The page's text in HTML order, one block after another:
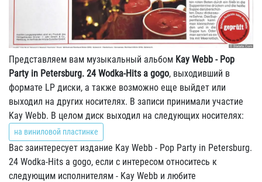
Представляем вам музыкальный альбом Kay Webb - Pop
Party in Petersburg. 24 Wodka-Hits a gogo, выходивший в
формате LP диски, а также возможно еще выйдет или
выходил на других носителях. В записи принимали участие
Kay Webb. В целом диск выходил на следующих носителях:
на виниловой пластинке
Вас заинтересует издание Kay Webb - Pop Party in Petersburg.
24 Wodka-Hits a gogo, если с интересом относитесь к
следующим исполнителям - Kay Webb и любите